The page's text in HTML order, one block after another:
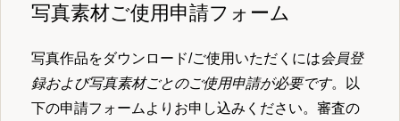
写真素材ご使用申請フォーム
写真作品をダウンロード/ご使用いただくには会員登
録および写真素材ごとのご使用申請が必要です。以
下の申請フォームよりお申し込みください。審査の